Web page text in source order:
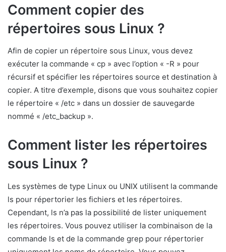
Comment copier des
répertoires sous Linux ?
Afin de copier un répertoire sous Linux, vous devez
exécuter la commande « cp » avec l’option « -R » pour
récursif et spécifier les répertoires source et destination à
copier. A titre d’exemple, disons que vous souhaitez copier
le répertoire « /etc » dans un dossier de sauvegarde
nommé « /etc_backup ».
Comment lister les répertoires
sous Linux ?
Les systèmes de type Linux ou UNIX utilisent la commande
ls pour répertorier les fichiers et les répertoires.
Cependant, ls n’a pas la possibilité de lister uniquement
les répertoires. Vous pouvez utiliser la combinaison de la
commande ls et de la commande grep pour répertorier